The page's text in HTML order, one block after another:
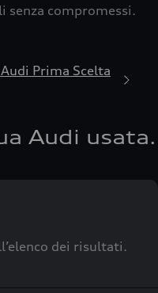
senza compromessi.
Prima Scelta
Audi usata.
dei risultati.